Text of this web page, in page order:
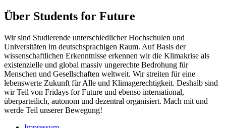
Über Students for Future
Wir sind Studierende unterschiedlicher Hochschulen und
Universitäten im deutschsprachigen Raum. Auf Basis der
wissenschaftlichen Erkenntnisse erkennen wir die Klimakrise als
existenzielle und global massiv ungerechte Bedrohung für
Menschen und Gesellschaften weltweit. Wir streiten für eine
lebenswerte Zukunft für Alle und Klimagerechtigkeit. Deshalb sind
wir Teil von Fridays for Future und ebenso international,
überparteilich, autonom und dezentral organisiert. Mach mit und
werde Teil unserer Bewegung!